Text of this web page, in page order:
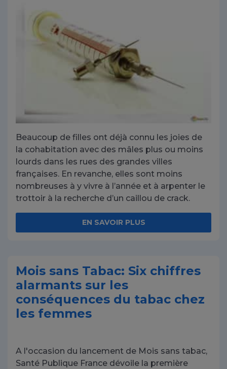
Beaucoup de filles ont déjà connu les joies de
la cohabitation avec des mâles plus ou moins
lourds dans les rues des grandes villes
françaises. En revanche, elles sont moins
nombreuses à y vivre à l’année et à arpenter le
trottoir à la recherche d’un caillou de crack.
EN SAVOIR PLUS
Mois sans Tabac: Six chiffres
alarmants sur les
conséquences du tabac chez
les femmes
A l'occasion du lancement de Mois sans tabac,
Santé Publique France dévoile la première